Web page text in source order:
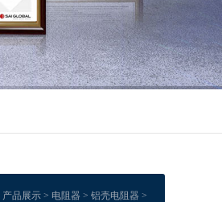
产品展示> 电阻器 > 铝壳电阻器 >